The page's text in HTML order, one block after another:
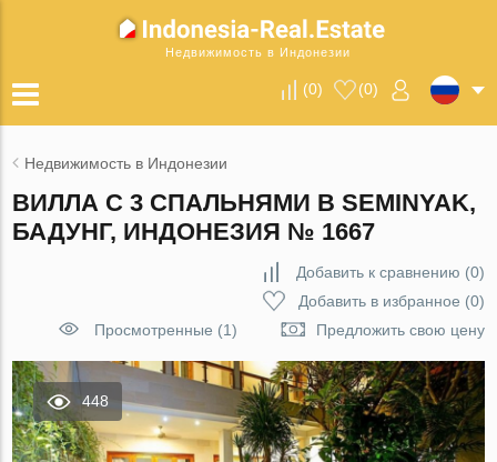
Недвижимость в Индонезии
(0) (0)
Недвижимость в Индонезии
ВИЛЛА С 3 СПАЛЬНЯМИ В SEMINYAK,
БАДУНГ, ИНДОНЕЗИЯ № 1667
Добавить к сравнению (0)
Добавить в избранное (0)
Просмотренные (1)
Предложить свою цену
448